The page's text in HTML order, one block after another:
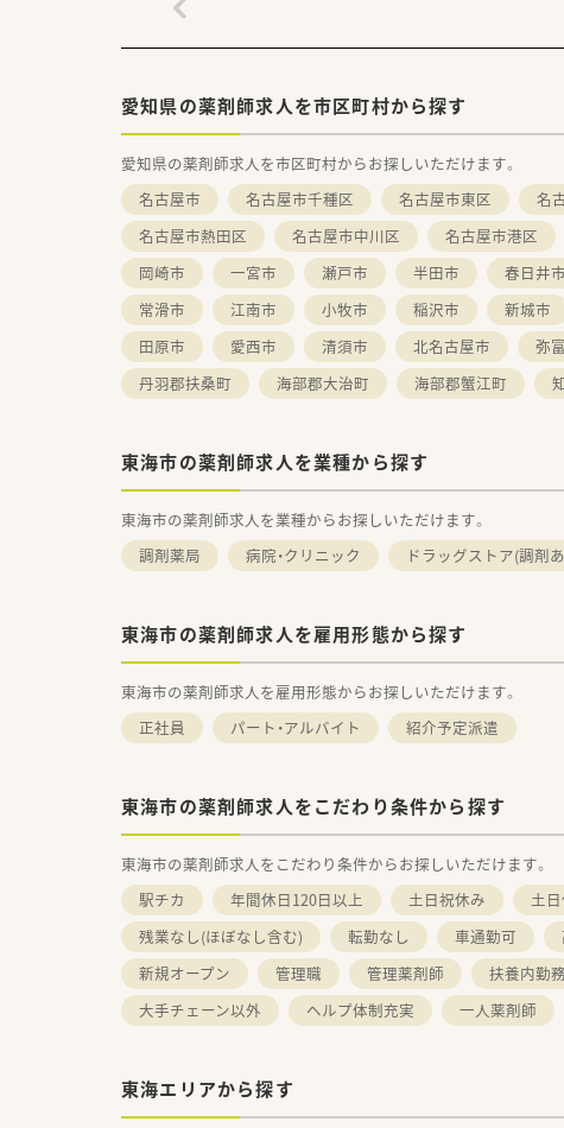
愛知県の薬剤師求人を市区町村から探す
愛知県の薬剤師求人を市区町村からお探しいただけます。
名古屋市
名古屋市千種区 名古屋市東区 名
名古屋市熱田区
名古屋市中川区 名古屋市港区
岡崎市
一宮市 瀬戸市 半田市 春日井市
常滑市
江南市 小牧市 稲沢市 新城市
田原市
愛西市 清須市 北名古屋市 弥
丹羽郡扶桑町
海部郡大治町 海部郡蟹江町
東海市の薬剤師求人を業種から探す
東海市の薬剤師求人を業種からお探しいただけます。
調剤薬局
病院・クリニック ドラッグストア(調剤
東海市の薬剤師求人を雇用形態から探す
東海市の薬剤師求人を雇用形態からお探しいただけます。
正社員
パート・アルバイト 紹介予定派遣
東海市の薬剤師求人をこだわり条件から探す
東海市の薬剤師求人をこだわり条件からお探しいただけます。
駅チカ
年間休日120日以上 土日祝休み 土
残業なし(ほぼなし含む)
転勤なし 車通勤可
新規オープン
管理職 管理薬剤師 扶養内勤
大手チェーン以外
ヘルプ体制充実 一人薬剤師
東海エリアから探す